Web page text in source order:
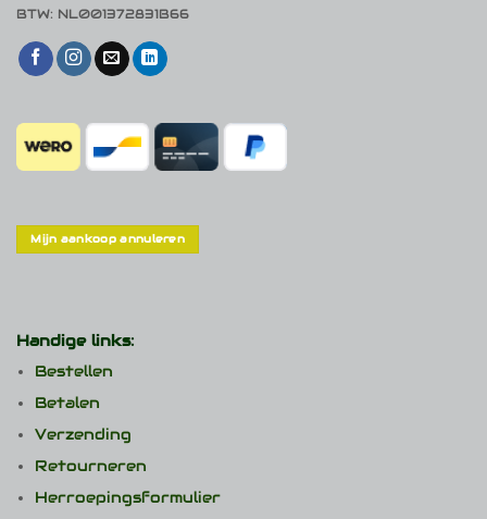
BTW: NL001372831B66
Mijn aankoop annuleren
Handige links:
Bestellen
Betalen
Verzending
Retourneren
Herroepingsformulier